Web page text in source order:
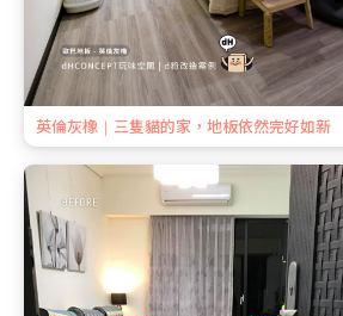
英倫灰橡｜三隻貓的家，地板依然完好如新